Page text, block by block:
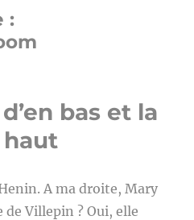
:
bas et la
haut
A ma droite, Mary
de Villepin ? Oui, elle